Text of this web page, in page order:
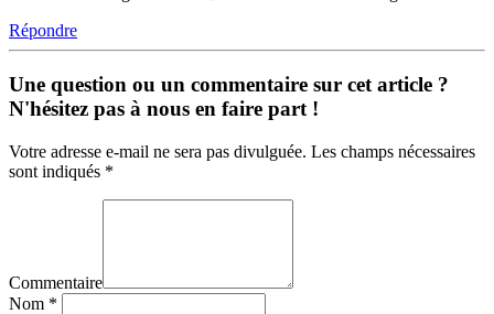
Répondre
Une question ou un commentaire sur cet article ?
N'hésitez pas à nous en faire part !
Votre adresse e-mail ne sera pas divulguée. Les champs nécessaires
sont indiqués *
Commentaire
Nom *